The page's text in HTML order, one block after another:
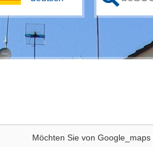
Möchten Sie vonGoogle_maps